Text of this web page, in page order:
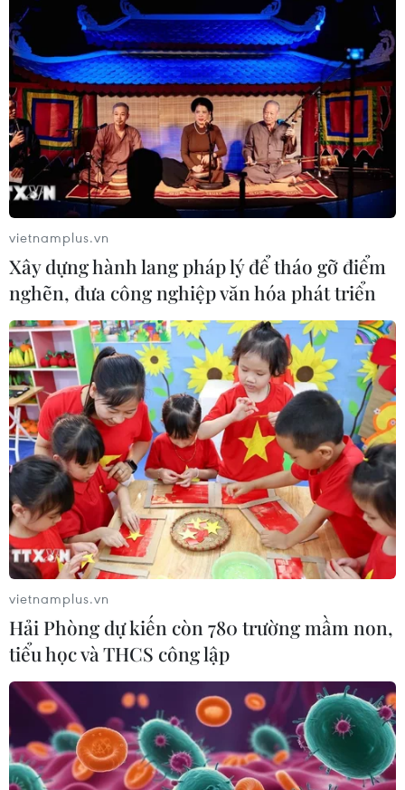
TIN CÙNG CHUYÊN MỤC
Sân khấu nghệ thuật thực cảnh
vietnamplus.vn
Xây dựng hành lang pháp lý để tháo gỡ điểm
nghẽn, đưa công nghiệp văn hóa phát triển
vietnamplus.vn
Hải Phòng dự kiến còn 780 trường mầm non,
tiểu học và THCS công lập